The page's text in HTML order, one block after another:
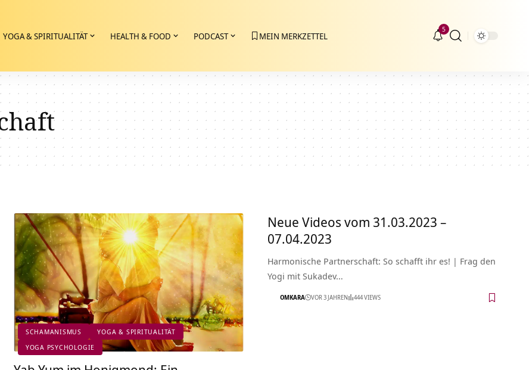
YOGA & SPIRITUALITÄT HEALTH & FOOD PODCAST MEIN MERKZETTEL
5
SCHAMANISMUS
YOGA & SPIRITUALITÄT
YOGA PSYCHOLOGIE
Neue Videos vom 31.03.2023 –
07.04.2023
Harmonische Partnerschaft: So schafft ihr es! | Frag den
Yogi mit Sukadev…
OMKARA VOR 3 JAHREN 444 VIEWS